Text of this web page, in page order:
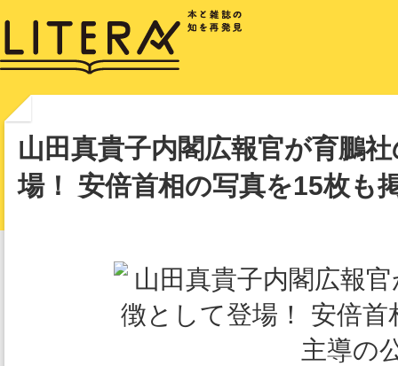
山田真貴子内閣広報官が育鵬
場！ 安倍首相の写真を15枚も